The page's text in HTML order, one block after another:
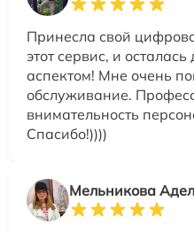
Принесла свой
этот сервис, и
аспектом! Мне очень
обслуживание.
внимательность
Спасибо!))))
Мельникова